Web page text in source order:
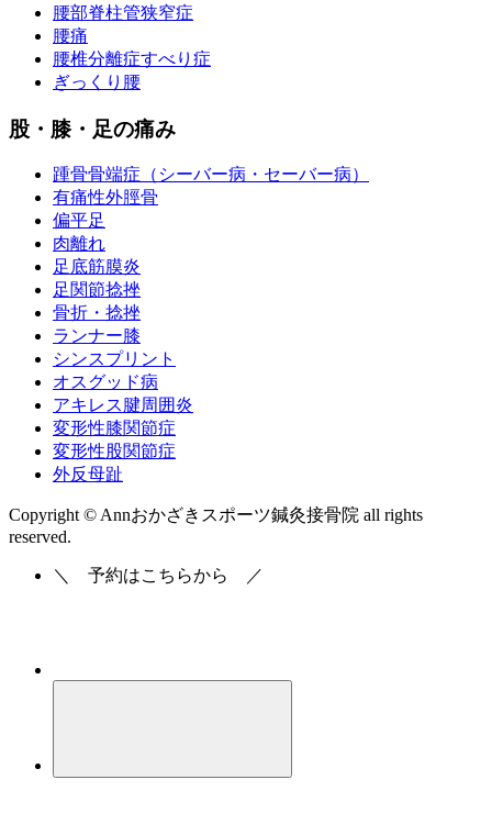
腰部脊柱管狭窄症
腰痛
腰椎分離症すべり症
ぎっくり腰
股・膝・足の痛み
踵骨骨端症（シーバー病・セーバー病）
有痛性外脛骨
偏平足
肉離れ
足底筋膜炎
足関節捻挫
骨折・捻挫
ランナー膝
シンスプリント
オスグッド病
アキレス腱周囲炎
変形性膝関節症
変形性股関節症
外反母趾
Copyright © Annおかざきスポーツ鍼灸接骨院 all rights
reserved.
＼ 予約はこちらから ／